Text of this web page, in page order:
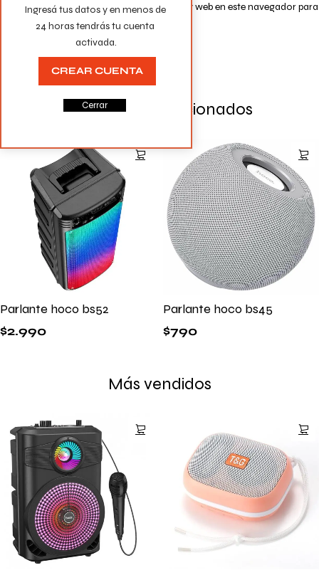
Guarda mi nombre, correo electrónico y web en este navegador para
la próxima vez que comente.
Productos Relacionados
Parlante hoco bs52
$2.990
Parlante hoco bs45
$790
Más vendidos
Ingresá tus datos y en menos de
24 horas tendrás tu cuenta
activada.
CREAR CUENTA
Cerrar